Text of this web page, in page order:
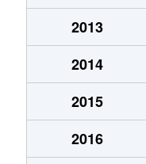
真壁町東矢貝
2013
2014
2015
2016